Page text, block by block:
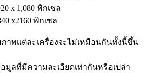
x 1,080 พิกเซล
x2160 พิกเซล
าพเเต่ละเครื่องจะไม่เหมือนกันทั้งนี้ขึ้น
มูลที่มีความละเอียดเท่ากันหรือเปล่า